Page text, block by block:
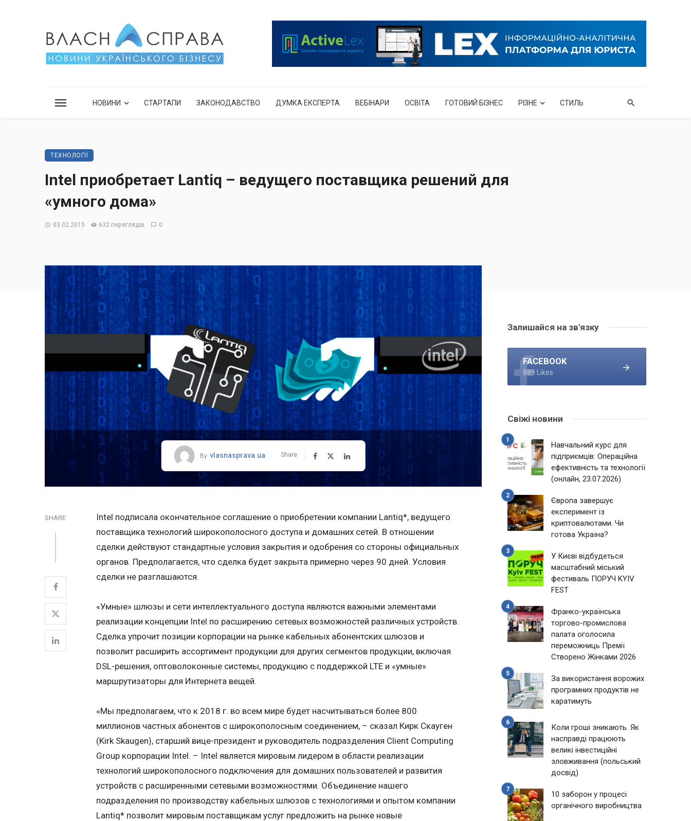
НОВИНИ СТАРТАПИ ЗАКОНОДАВСТВО ДУМКА ЕКСПЕРТА ВЕБІНАРИ ОСВІТА ГОТОВИЙ БІЗНЕС РІЗНЕ СТИЛЬ
ТЕХНОЛОГІЇ
Intel приобретает Lantiq – ведущего поставщика решений для
«умного дома»
03.02.2015 632 переглядів 0
By vlasnasprava.ua Share
SHARE
Intel подписала окончательное соглашение о приобретении компании Lantiq*, ведущего
поставщика технологий широкополосного доступа и домашних сетей. В отношении
сделки действуют стандартные условия закрытия и одобрения со стороны официальных
органов. Предполагается, что сделка будет закрыта примерно через 90 дней. Условия
сделки не разглашаются.
«Умные» шлюзы и сети интеллектуального доступа являются важными элементами
реализации концепции Intel по расширению сетевых возможностей различных устройств.
Сделка упрочит позиции корпорации на рынке кабельных абонентских шлюзов и
позволит расширить ассортимент продукции для других сегментов продукции, включая
DSL-решения, оптоволоконные системы, продукцию с поддержкой LTE и «умные»
маршрутизаторы для Интернета вещей.
«Мы предполагаем, что к 2018 г. во всем мире будет насчитываться более 800
миллионов частных абонентов с широкополосным соединением, – сказал Кирк Скауген
(Kirk Skaugen), старший вице-президент и руководитель подразделения Client Computing
Group корпорации Intel. – Intel является мировым лидером в области реализации
технологий широкополосного подключения для домашних пользователей и развития
устройств с расширенными сетевыми возможностями. Объединение нашего
подразделения по производству кабельных шлюзов с технологиями и опытом компании
Lantiq* позволит мировым поставщикам услуг предложить на рынке новые
Залишайся на зв'язку
FACEBOOK
889 Likes
Свіжі новини
Навчальний курс для
підприємців: Операційна
ефективність та технології
(онлайн, 23.07.2026)
Європа завершує
експеримент із
криптовалютами. Чи
готова Україна?
У Києві відбудеться
масштабний міський
фестиваль ПОРУЧ KYIV
FEST
Франко-українська
торгово-промислова
палата оголосила
переможниць Премії
Створено Жінками 2026
За використання ворожих
програмних продуктів не
каратимуть
Коли гроші зникають. Як
насправді працюють
великі інвестиційні
зловживання (польський
досвід)
10 заборон у процесі
органічного виробництва